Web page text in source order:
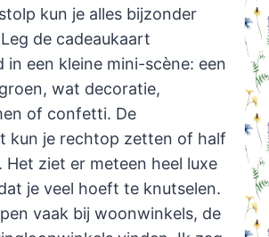
kun je alles bijzonder
de cadeaukaart
in een kleine mini-scène: een
wat decoratie,
of confetti. De
kun je rechtop zetten of half
Het ziet er meteen heel luxe
je veel hoeft te knutselen.
vaak bij woonwinkels, de